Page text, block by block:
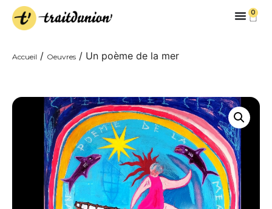
0
Accueil / Oeuvres / Un poème de la mer